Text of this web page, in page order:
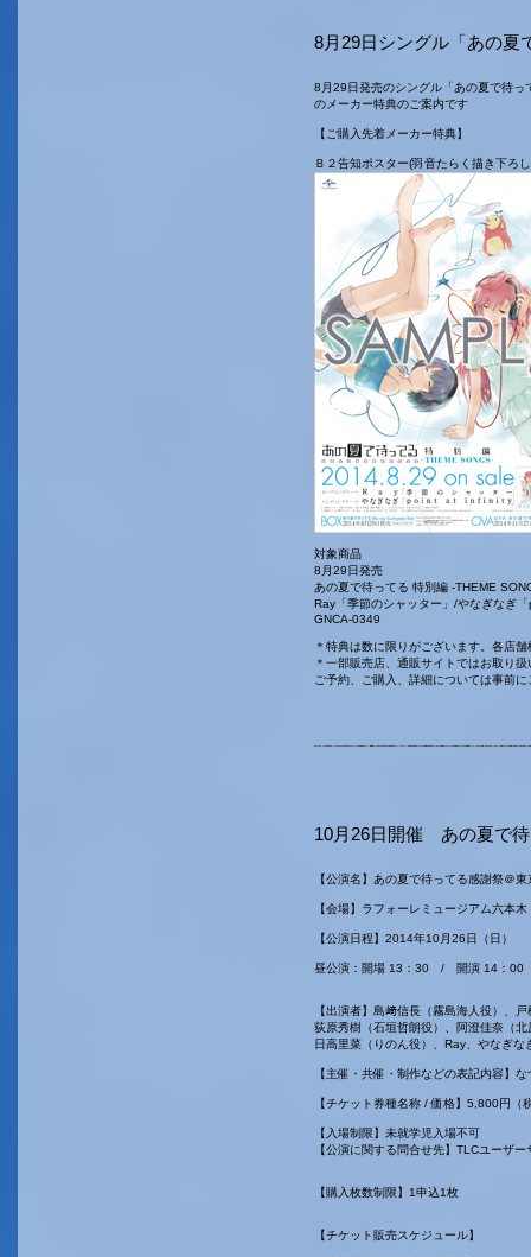
8月29日シングル「あの夏
8月29日発売のシングル「あの夏で待
のメーカー特典のご案内です
【ご購入先着メーカー特典】
Ｂ２告知ポスター(羽音たらく描き下ろ
対象商品
8月29日発売
あの夏で待ってる 特別編 -THEME
Ray「季節のシャッター」/やなぎなぎ
GNCA-0349
＊特典は数に限りがございます。各店
＊一部販売店、通販サイトではお取り
ご予約、ご購入、詳細については事前
10月26日開催 あの夏で
【公演名】あの夏で待ってる感謝祭＠東
【会場】ラフォーレミュージアム六本木
【公演日程】2014年10月26日（日）
昼公演：開場 13：30 / 開演 14：
【出演者】島﨑信長（霧島海人役）、
荻原秀樹（石垣哲朗役）、阿澄佳奈（
日高里菜（りのん役）、Ray、やなぎな
【主催・共催・制作などの表記内容】
【チケット券種名称 / 価格】5,800円（
【入場制限】未就学児入場不可
【公演に関する問合せ先】TLCユー
【購入枚数制限】1申込1枚
【チケット販売スケジュール】